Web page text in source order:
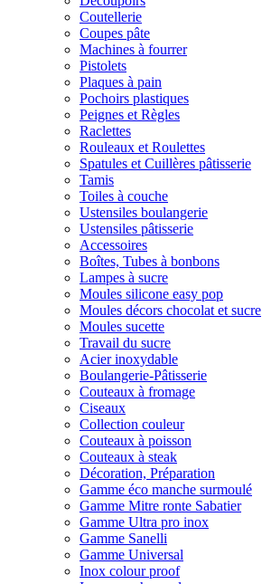
Coutellerie
Coupes pâte
Machines à fourrer
Pistolets
Plaques à pain
Pochoirs plastiques
Peignes et Règles
Raclettes
Rouleaux et Roulettes
Spatules et Cuillères pâtisserie
Tamis
Toiles à couche
Ustensiles boulangerie
Ustensiles pâtisserie
Accessoires
Boîtes, Tubes à bonbons
Lampes à sucre
Moules silicone easy pop
Moules décors chocolat et sucre
Moules sucette
Travail du sucre
Acier inoxydable
Boulangerie-Pâtisserie
Couteaux à fromage
Ciseaux
Collection couleur
Couteaux à poisson
Couteaux à steak
Décoration, Préparation
Gamme éco manche surmoulé
Gamme Mitre ronte Sabatier
Gamme Ultra pro inox
Gamme Sanelli
Gamme Universal
Inox colour proof